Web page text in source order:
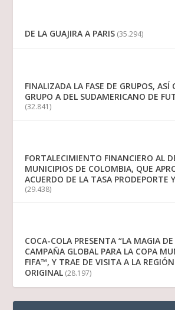
DE LA GUAJIRA A PARIS (35.294)
FINALIZADA LA FASE DE GRUPOS, ASÍ
GRUPO A DEL SUDAMERICANO DE
(32.841)
FORTALECIMIENTO FINANCIERO AL
MUNICIPIOS DE COLOMBIA, QUE
ACUERDO DE LA TASA PRODEPORTE
(29.438)
COCA-COLA PRESENTA “LA MAGIA DE
CAMPAÑA GLOBAL PARA LA COPA
FIFA™, Y TRAE DE VISITA A LA
ORIGINAL (28.197)